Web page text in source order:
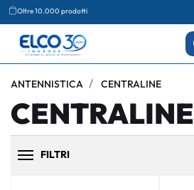
Oltre 10.000 prodotti
ANTENNISTICA CENTRALINE
CENTRALINE
FILTRI